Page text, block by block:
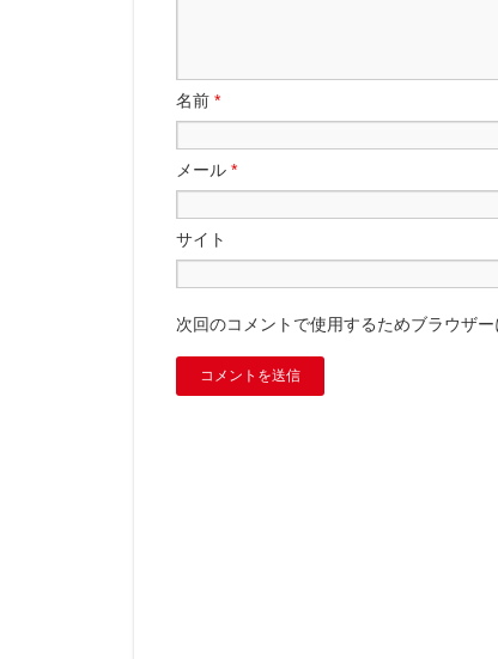
名前 *
メール *
サイト
次回のコメントで使用するためブラウザ